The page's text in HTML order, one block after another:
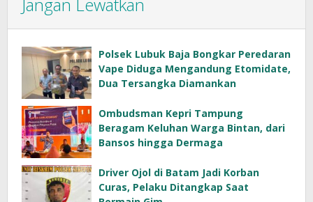
Polsek Lubuk Baja Bongkar Peredaran
Vape Diduga Mengandung Etomidate,
Dua Tersangka Diamankan
Ombudsman Kepri Tampung
Beragam Keluhan Warga Bintan, dari
Bansos hingga Dermaga
Driver Ojol di Batam Jadi Korban
Curas, Pelaku Ditangkap Saat